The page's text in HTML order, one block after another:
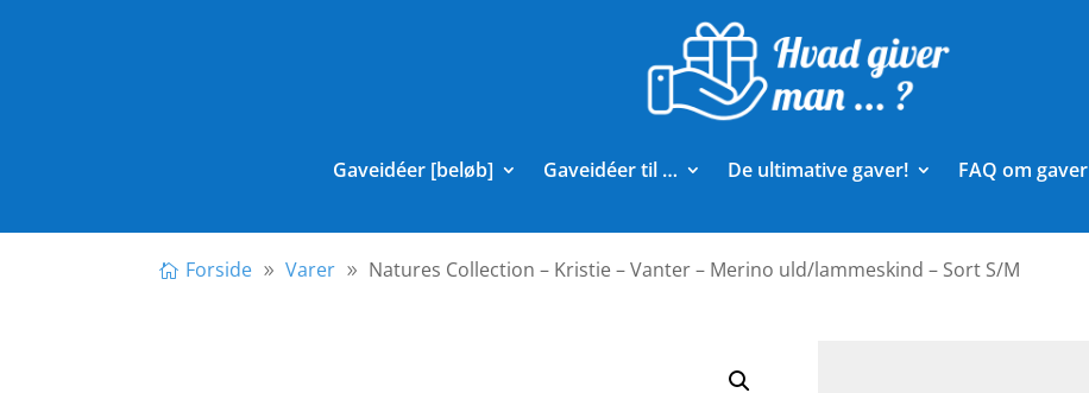
Gaveidéer [beløb] Gaveidéer til … De ultimative gaver! FAQ om gaver
Forside Varer Natures Collection – Kristie – Vanter – Merino uld/lammeskind – Sort S/M